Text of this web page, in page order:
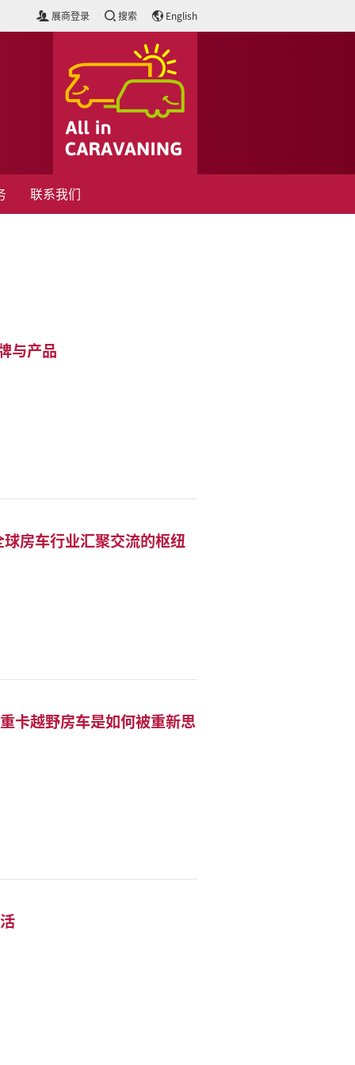
展商登录 搜索 English
联系我们
与产品
房车行业汇聚交流的枢纽
卡越野房车是如何被重新思